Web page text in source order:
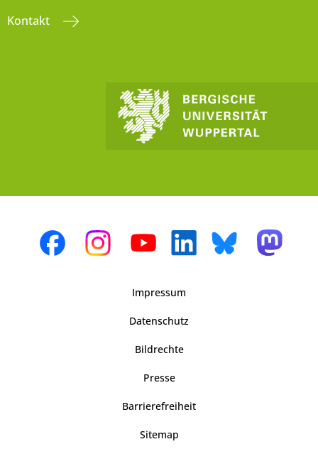
Kontakt
Impressum
Datenschutz
Bildrechte
Presse
Barrierefreiheit
Sitemap